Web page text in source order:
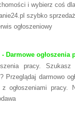
i wybierz coś
szybko
ogłoszeniowy
Darmowe ogłoszenia
pracy.
Przeglądaj darmowo
ogłoszeniami pracy.